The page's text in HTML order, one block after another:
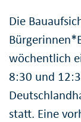
Die
wöchentlich
8:30 und
statt. Eine